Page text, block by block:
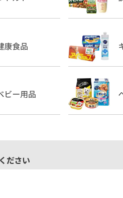
ださい